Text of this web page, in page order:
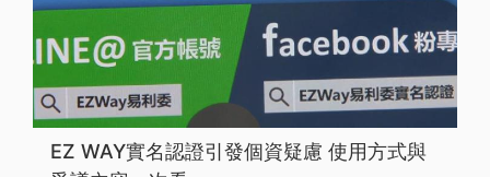
EZ WAY實名認證引發個資疑慮 使用方式與